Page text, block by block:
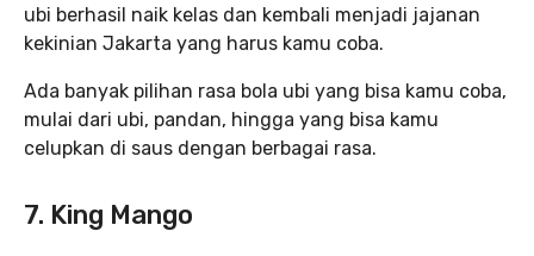
ubi berhasil naik kelas dan kembali menjadi jajanan
kekinian Jakarta yang harus kamu coba.
Ada banyak pilihan rasa bola ubi yang bisa kamu coba,
mulai dari ubi, pandan, hingga yang bisa kamu
celupkan di saus dengan berbagai rasa.
7. King Mango